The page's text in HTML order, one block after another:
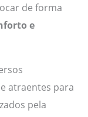
de forma
e
atraentes para
pela